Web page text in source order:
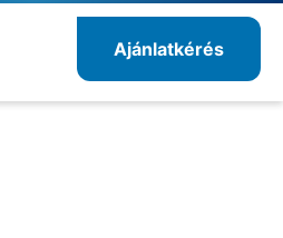
Ajánlatkérés